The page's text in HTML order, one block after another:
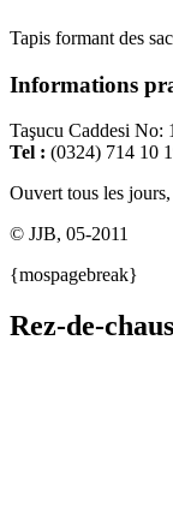
Tapis formant des
Informations
Taşucu Caddesi No:
Tel : (0324) 714 10
Ouvert tous les
© JJB, 05-2011
{mospagebreak}
Rez-de-